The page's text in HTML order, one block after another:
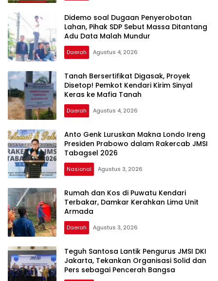
Didemo soal Dugaan Penyerobotan
Lahan, Pihak SDP Sebut Massa Ditantang
Adu Data Malah Mundur
Daerah Agustus 4, 2026
Tanah Bersertifikat Digasak, Proyek
Disetop! Pemkot Kendari Kirim Sinyal
Keras ke Mafia Tanah
Daerah Agustus 4, 2026
Anto Genk Luruskan Makna Londo Ireng
Presiden Prabowo dalam Rakercab JMSI
Tabagsel 2026
Nasional Agustus 3, 2026
Rumah dan Kos di Puwatu Kendari
Terbakar, Damkar Kerahkan Lima Unit
Armada
Daerah Agustus 3, 2026
Teguh Santosa Lantik Pengurus JMSI DKI
Jakarta, Tekankan Organisasi Solid dan
Pers sebagai Pencerah Bangsa